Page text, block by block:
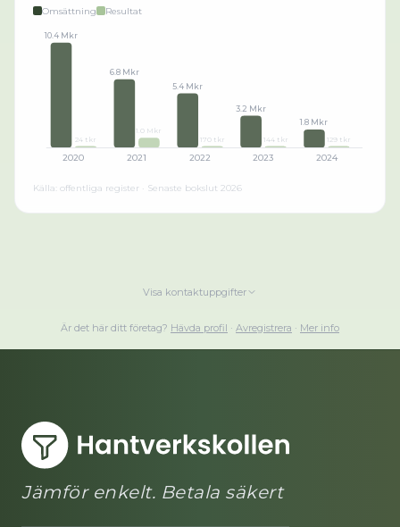
Omsättning Resultat
10.4 Mkr
24 tkr
2020
6.8 Mkr
1.0 Mkr
2021
5.4 Mkr
170 tkr
2022
3.2 Mkr
144 tkr
2023
1.8 Mkr
129 tkr
2024
Källa: offentliga register · Senaste bokslut 2026
Visa kontaktuppgifter
Är det här ditt företag? Hävda profil · Avregistrera · Mer info
Jämför enkelt. Betala säkert